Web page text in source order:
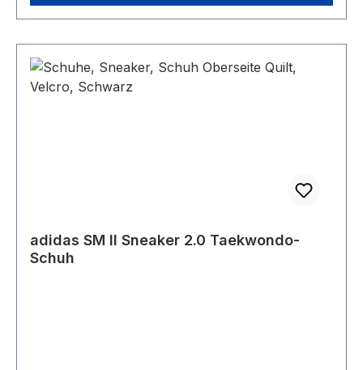
adidas SM II Sneaker 2.0 Taekwondo-
Schuh